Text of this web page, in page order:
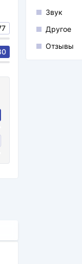
Звук
Другое
Отзывы